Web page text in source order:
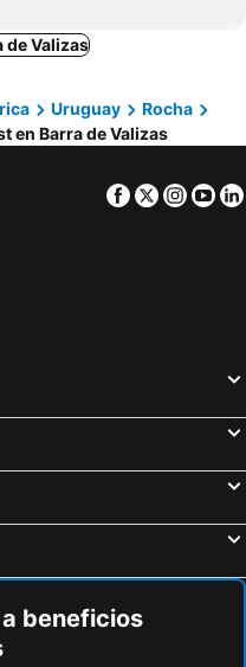
de Valizas
Uruguay
Rocha
en Barra de Valizas
Facebook
Twitter
beneficios